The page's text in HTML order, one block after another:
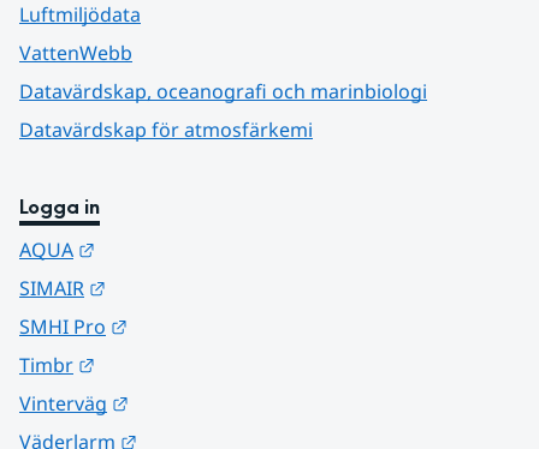
Luftmiljödata
VattenWebb
Datavärdskap, oceanografi och marinbiologi
Datavärdskap för atmosfärkemi
Logga in
AQUA
SIMAIR
SMHI Pro
Timbr
Vinterväg
Väderlarm